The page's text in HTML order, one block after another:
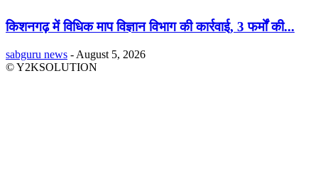
किशनगढ़ में विधिक माप विज्ञान विभाग की कार्रवाई, 3 फर्मों की...
sabguru news - August 5, 2026
© Y2KSOLUTION